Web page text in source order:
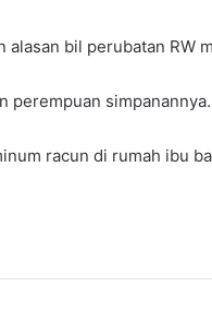
bil perubatan RW
perempuan simpanannya.
racun di rumah ibu